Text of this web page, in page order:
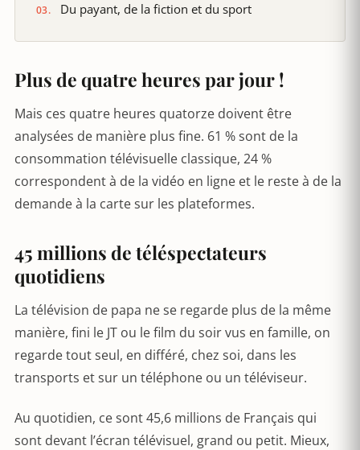
Du payant, de la fiction et du sport
Plus de quatre heures par jour !
Mais ces quatre heures quatorze doivent être
analysées de manière plus fine. 61 % sont de la
consommation télévisuelle classique, 24 %
correspondent à de la vidéo en ligne et le reste à de la
demande à la carte sur les plateformes.
45 millions de téléspectateurs
quotidiens
La télévision de papa ne se regarde plus de la même
manière, fini le JT ou le film du soir vus en famille, on
regarde tout seul, en différé, chez soi, dans les
transports et sur un téléphone ou un téléviseur.
Au quotidien, ce sont 45,6 millions de Français qui
sont devant l’écran télévisuel, grand ou petit. Mieux,